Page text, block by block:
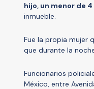
hijo, un menor de
inmueble.
Fue la propia mujer
que durante la
Funcionarios
México, entre